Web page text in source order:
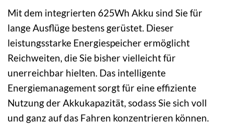
Mit dem integrierten 625Wh Akku sind Sie für
lange Ausflüge bestens gerüstet. Dieser
leistungsstarke Energiespeicher ermöglicht
Reichweiten, die Sie bisher vielleicht für
unerreichbar hielten. Das intelligente
Energiemanagement sorgt für eine effiziente
Nutzung der Akkukapazität, sodass Sie sich voll
und ganz auf das Fahren konzentrieren können.